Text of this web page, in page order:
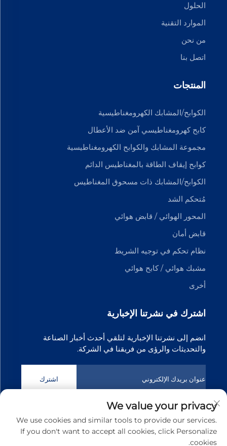
الحلول
الموارد التقنية
من نحن
اتصل بنا
المنتجات
الكوابح/المشابك الكهرومغناطيسية
كابح كهرومغناطيسي آمن ضد الأعطال
مجموعة المشابك والكوابح الكهرومغناطيسية
كوابح إيقاف الطاقة بالمغناطيس الدائم
الكوابح/المشابك ذات مسحوق المغناطيس
مُتحكم الشد
المحور الهوائي / قابض هوائي
قابض أمان
نظام تحكم في توجيه الشريط
مشبك هوائي / كابح هوائي
أخرى
اشترك في نشرتنا الإخبارية
انضم إلى نشرتنا الإخبارية لتلقي أحدث أخبار الصناعة
والتحديثات والرؤى من فريقنا في الشركة.
اشترك
حقوق الطبع والنشر © 2025 شركة دونغقوان تيانجي لتكنولوجيا نقل
الحركة المحدودة. جميع الحقوق محفوظةسياسة الخصوصية
We value your privacy
We use cookies and similar tools to provide our services.
If you don't want to accept all cookies, click Personalize
cookies.